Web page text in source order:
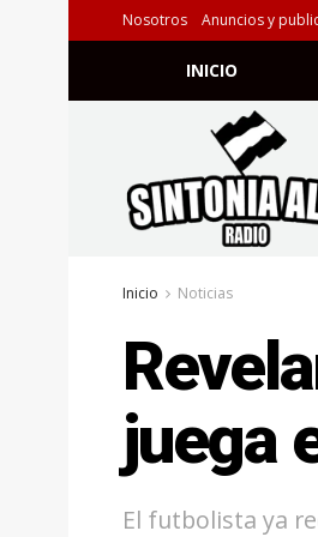
Nosotros Anuncios y
INICIO
Inicio Noticias
juega
El futbolista ya